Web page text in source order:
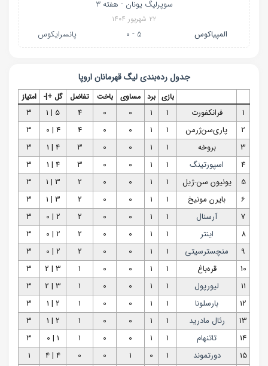
سوپرلیگ یونان - هفته 3
۲۲ شهریور ۱۴۰۴
المپیاکوس 5 - 0 پانسرایکوس
جدول رده‌بندیلیگ قهرمانان اروپا
بازی برد مساوی باخت تفاضل گل +|- امتیاز
1 فرانکفورت 1
1
0
0
4
5 | 1
3
2
پاری‌سن‌ژرمن 1
1
0
0
4
4 | 0
3
3
بروخه 1
1
0
0
3
4 | 1
3
4
اسپورتینگ 1
1
0
0
3
4 | 1
3
5
یونیون سن-ژیل 1
1
0
0
2
3 | 1
3
6
بایرن‌ مونیخ 1
1
0
0
2
3 | 1
3
7
آرسنال 1
1
0
0
2
2 | 0
3
8
اینتر 1
1
0
0
2
2 | 0
3
9
منچسترسیتی 1
1
0
0
2
2 | 0
3
10
قره‌باغ 1
1
0
0
1
3 | 2
3
11
لیورپول 1
1
0
0
1
3 | 2
3
12
بارسلونا 1
1
0
0
1
2 | 1
3
13
رئال مادرید 1
1
0
0
1
2 | 1
3
14
تاتنهام 1
1
0
0
1
1 | 0
3
15
دورتموند 1
0
1
0
0
4 | 4
1